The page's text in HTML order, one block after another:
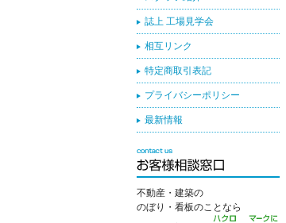
誌上 工場見学会
相互リンク
特定商取引表記
プライバシーポリシー
最新情報
不動産・建築の
のぼり・看板のことなら